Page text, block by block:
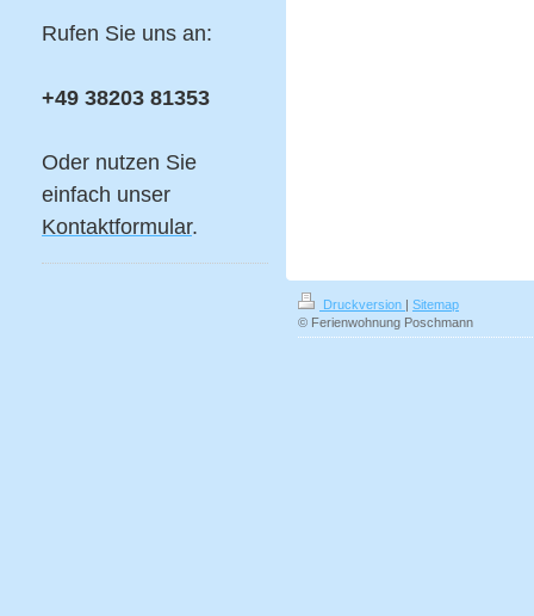
Rufen Sie uns an:
+49 38203 81353
Oder nutzen Sie
einfach unser
Kontaktformular.
Druckversion | Sitemap
© Ferienwohnung Poschmann